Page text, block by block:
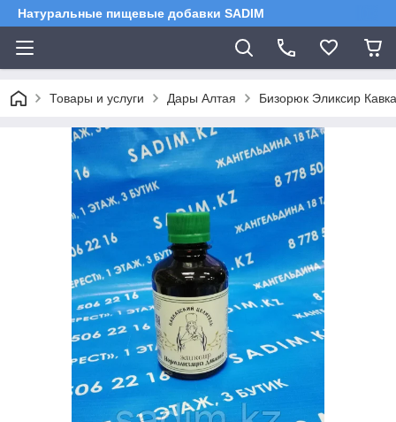
Натуральные пищевые добавки SADIM
Товары и услуги Дары Алтая Бизорюк Эликсир